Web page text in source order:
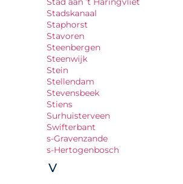
Stadskanaal
Staphorst
Stavoren
Steenbergen
Steenwijk
Stein
Stellendam
Stevensbeek
Stiens
Surhuisterveen
Swifterbant
s-Gravenzande
s-Hertogenbosch
V